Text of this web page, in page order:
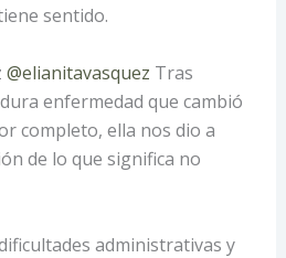
sentido.
@elianitavasquez Tras
enfermedad que cambió
completo, ella nos dio a
de lo que significa no
administrativas y